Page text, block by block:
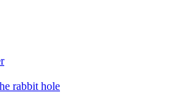
rabbit hole